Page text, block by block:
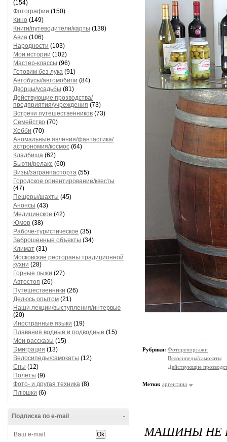
(154)
Фотографии (150)
Кино (149)
Книги/путеводители/карты (138)
Авиа (106)
Народности (103)
Мои истории (102)
Мастер-классы (96)
Готовим без лука (91)
Автобусы/автомобили (84)
Дворцы/усадьбы (81)
Действующие прозводства/
предприятия/учреждения (73)
Встречи путешественников (73)
Семейство (70)
Хобби (70)
Аномальные явления/фантастика/
астрономия/космос (64)
Кладбища (62)
Бьюти/релакс (60)
Визы/загранпаспорта (55)
Городское ориентирование/квесты
(47)
Пещеры/шахты (45)
Анонсы (43)
Медицинское (42)
Юмор (38)
Рабоче-туристическое (35)
Заброшенные объекты (34)
Климат (31)
Московские рестораны традиционной
кухни (28)
Горные лыжи (27)
Автостоп (26)
Путешественники (26)
Делюсь опытом (21)
Наши лекции/выступления/интервью
(20)
Иностранные языки (19)
Плавания водные и подводные (15)
Мои рассказы (15)
Эмиграция (13)
Велосипеды/самокаты (12)
Сны (12)
Полеты (9)
Фото- и другая техника (8)
Плюшки (6)
-
Подписка по e-mail
Рубрики: Фоторепортажи
Велосипеды/самокаты
Действующие
Метки: аргентина
МАШИНЫ НЕ